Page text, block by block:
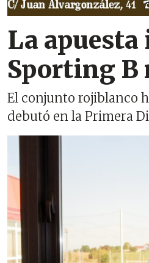
La
Sporting B
El conjunto rojiblanco
debutó en la Primera